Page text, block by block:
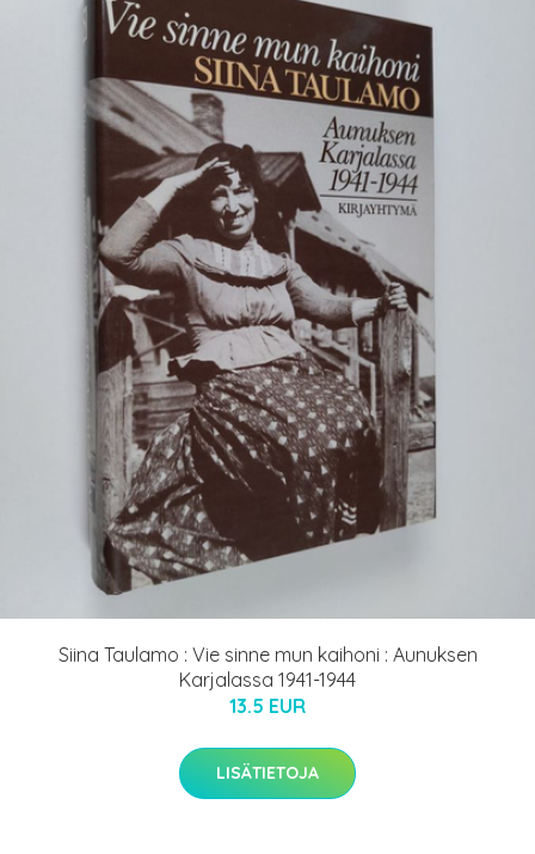
Siina Taulamo : Vie sinne mun kaihoni : Aunuksen
Karjalassa 1941-1944
13.5 EUR
LISÄTIETOJA